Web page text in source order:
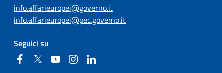
info.affarieuropei@governo.it
info.affarieuropei@pec.governo.it
Seguici su
FacebookTwitter YouTubeInstagram